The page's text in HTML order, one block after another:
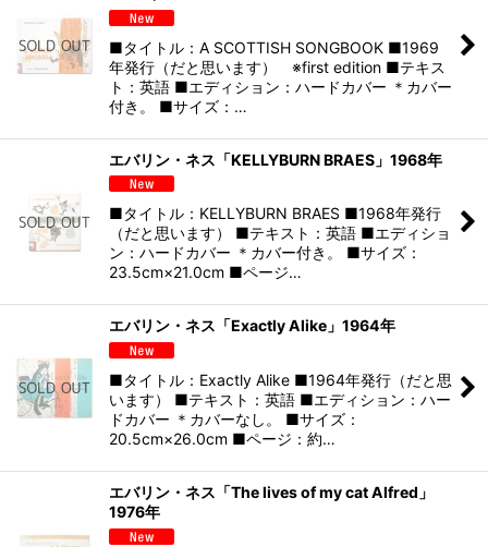
■タイトル：A SCOTTISH SONGBOOK ■1969
年発行（だと思います） ※first edition ■テキス
ト：英語 ■エディション：ハードカバー ＊カバー
付き。 ■サイズ：…
エバリン・ネス「KELLYBURN BRAES」1968年
■タイトル：KELLYBURN BRAES ■1968年発行
（だと思います） ■テキスト：英語 ■エディショ
ン：ハードカバー ＊カバー付き。 ■サイズ：
23.5cm×21.0cm ■ページ…
エバリン・ネス「Exactly Alike」1964年
■タイトル：Exactly Alike ■1964年発行（だと思
います） ■テキスト：英語 ■エディション：ハー
ドカバー ＊カバーなし。 ■サイズ：
20.5cm×26.0cm ■ページ：約…
エバリン・ネス「The lives of my cat Alfred」
1976年